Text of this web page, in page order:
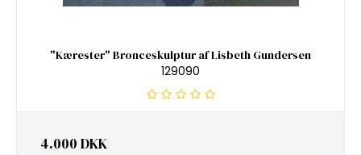
"Kærester" Bronceskulptur af Lisbeth Gundersen
129090
4.000 DKK